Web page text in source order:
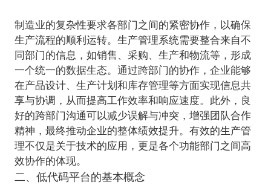
制造业的复杂性要求各部门之间的紧密协作，以确保
生产流程的顺利运转。生产管理系统需要整合来自不
同部门的信息，如销售、采购、生产和物流等，形成
一个统一的数据生态。通过跨部门的协作，企业能够
在产品设计、生产计划和库存管理等方面实现信息共
享与协调，从而提高工作效率和响应速度。此外，良
好的跨部门沟通可以减少误解与冲突，增强团队合作
精神，最终推动企业的整体绩效提升。有效的生产管
理不仅是关于技术的应用，更是各个功能部门之间高
效协作的体现。
二、低代码平台的基本概念